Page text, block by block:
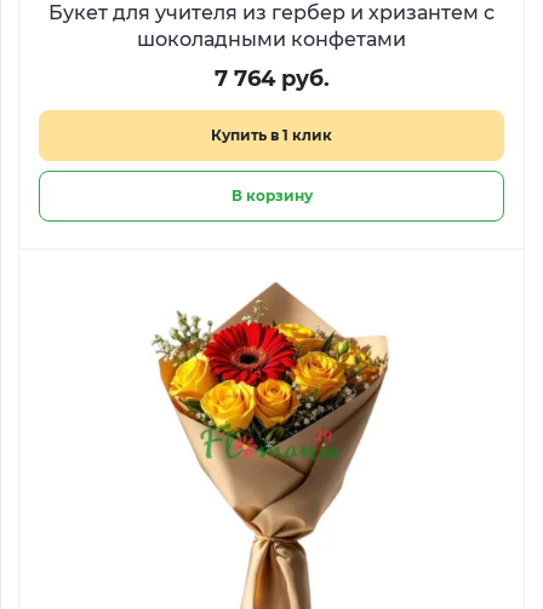
Букет для учителя из гербер и хризантем с
шоколадными конфетами
7 764 руб.
Купить в 1 клик
В корзину